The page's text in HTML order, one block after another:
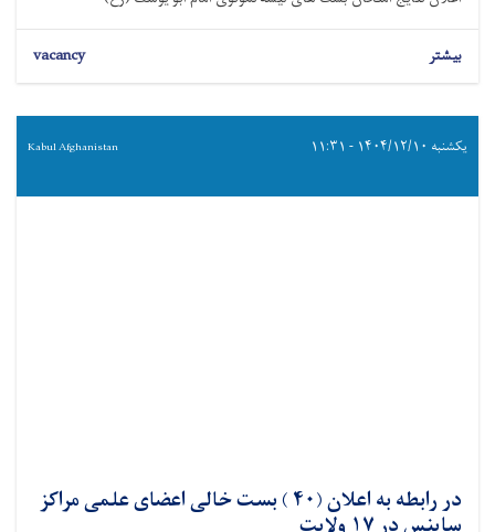
بیشتر vacancy
یکشنبه ۱۴۰۴/۱۲/۱۰ - ۱۱:۳۱ Kabul Afghanistan
در رابطه به اعلان (۴۰ ) بست خالی اعضای علمی مراکز